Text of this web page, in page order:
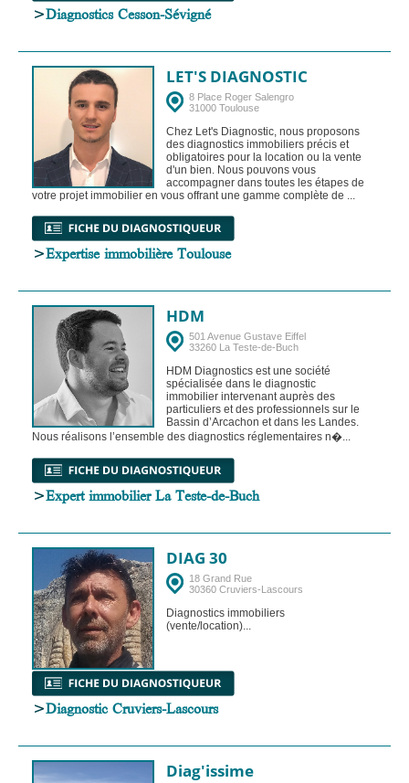
>Diagnostics Cesson-Sévigné
LET'S DIAGNOSTIC
8 Place Roger Salengro
31000 Toulouse
Chez Let's Diagnostic, nous proposons
des diagnostics immobiliers précis et
obligatoires pour la location ou la vente
d'un bien. Nous pouvons vous
accompagner dans toutes les étapes de
votre projet immobilier en vous offrant une gamme complète de ...
>Expertise immobilière Toulouse
HDM
501 Avenue Gustave Eiffel
33260 La Teste-de-Buch
HDM Diagnostics est une société
spécialisée dans le diagnostic
immobilier intervenant auprès des
particuliers et des professionnels sur le
Bassin d’Arcachon et dans les Landes.
Nous réalisons l’ensemble des diagnostics réglementaires n�...
>Expert immobilier La Teste-de-Buch
DIAG 30
18 Grand Rue
30360 Cruviers-Lascours
Diagnostics immobiliers
(vente/location)...
>Diagnostic Cruviers-Lascours
Diag'issime